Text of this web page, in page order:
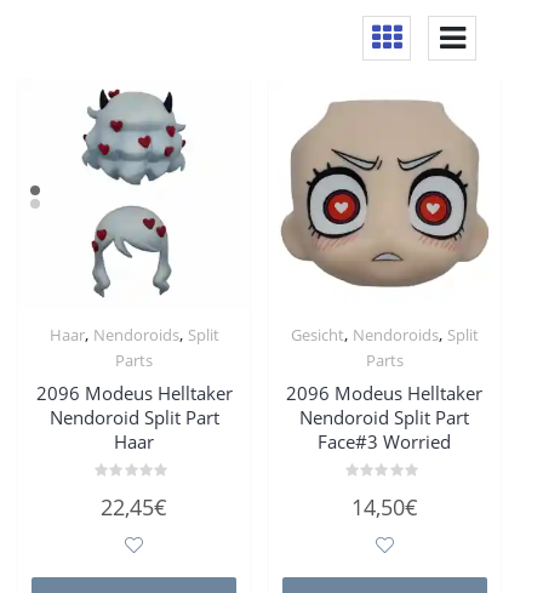
Haar, Nendoroids, Split
Parts
2096 Modeus Helltaker
Nendoroid Split Part
Haar
mit
22,45€
Gesicht, Nendoroids, Split
Parts
2096 Modeus Helltaker
Nendoroid Split Part
Face#3 Worried
mit
14,50€